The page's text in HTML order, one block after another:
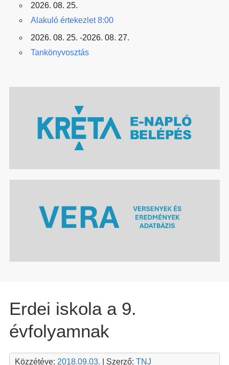
2026. 08. 25.
Alakuló értekezlet 8:00
2026. 08. 25. -2026. 08. 27.
Tankönyvosztás
Erdei iskola a 9.
évfolyamnak
Közzétéve: 2018.09.03. | Szerző: TNJ